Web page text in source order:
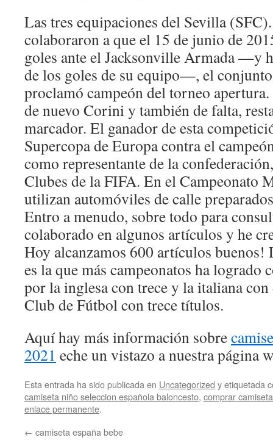
Las tres equipaciones del Sevilla
colaboraron a que el 15 de junio de
goles ante el Jacksonville Armada —y
de los goles de su equipo—, el
proclamó campeón del torneo
de nuevo Corini y también de falta,
marcador. El ganador de esta
Supercopa de Europa contra el
como representante de la
Clubes de la FIFA. En el Campeonato
utilizan automóviles de calle
Entro a menudo, sobre todo para
colaborado en algunos artículos y he
Hoy alcanzamos 600 artículos buenos!
es la que más campeonatos ha logrado
por la inglesa con trece y la italiana
Club de Fútbol con trece títulos.
Aquí hay más información sobre
2021 eche un vistazo a nuestra página
Esta entrada ha sido publicada en Uncategorized y etiquetada
camiseta niño seleccion española baloncesto, comprar
enlace permanente.
← camiseta españa bebe